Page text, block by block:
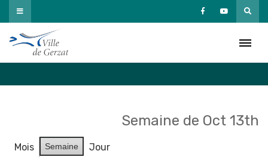
Passer
au
contenu
Semaine de Oct 13th
Mois Semaine
Jour